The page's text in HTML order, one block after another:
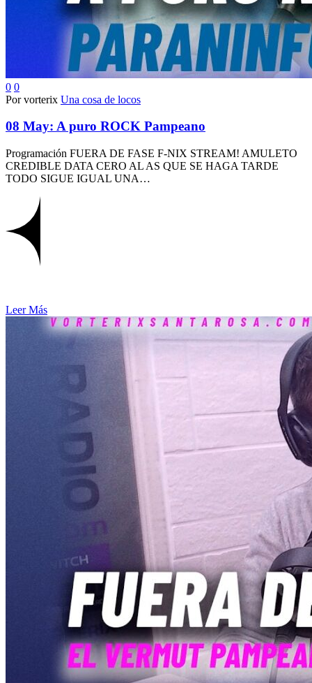
0 0
Por vorterix Una cosa de locos
08 May: A puro ROCK Pampeano
Programación FUERA DE FASE F-NIX STREAM! AMULETO
CREDIBLE DATA CERO AL AS QUE SE HAGA TARDE
TODO SIGUE IGUAL UNA…
Leer Más